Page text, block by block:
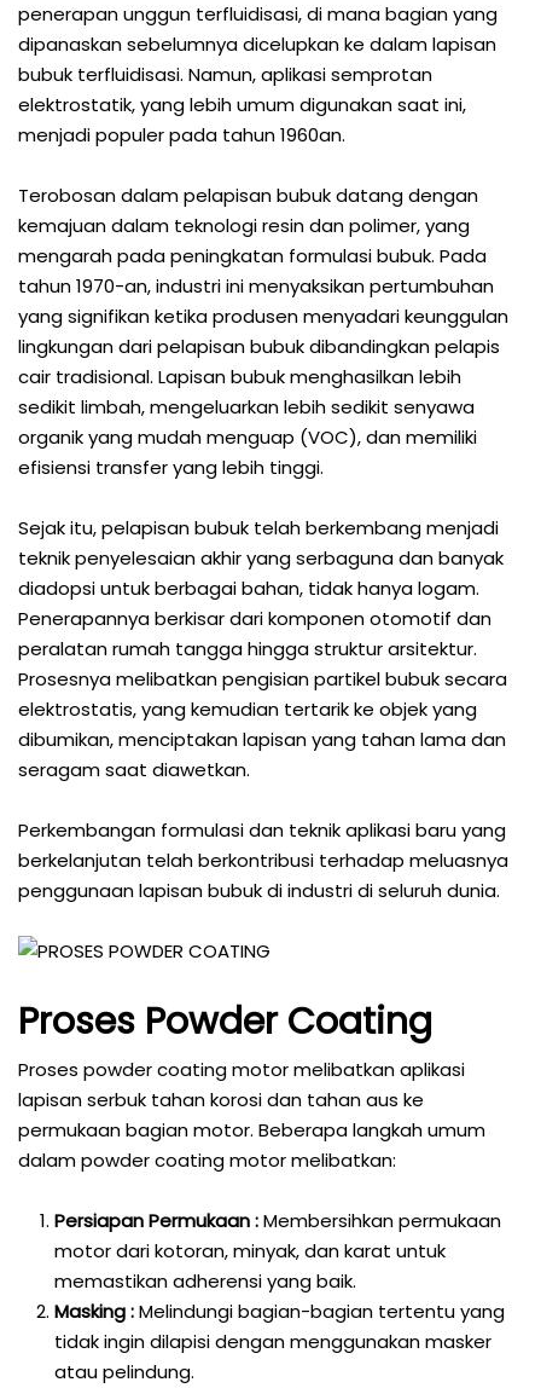
penerapan unggun terfluidisasi, di mana bagian yang
dipanaskan sebelumnya dicelupkan ke dalam lapisan
bubuk terfluidisasi. Namun, aplikasi semprotan
elektrostatik, yang lebih umum digunakan saat ini,
menjadi populer pada tahun 1960an.
Terobosan dalam pelapisan bubuk datang dengan
kemajuan dalam teknologi resin dan polimer, yang
mengarah pada peningkatan formulasi bubuk. Pada
tahun 1970-an, industri ini menyaksikan pertumbuhan
yang signifikan ketika produsen menyadari keunggulan
lingkungan dari pelapisan bubuk dibandingkan pelapis
cair tradisional. Lapisan bubuk menghasilkan lebih
sedikit limbah, mengeluarkan lebih sedikit senyawa
organik yang mudah menguap (VOC), dan memiliki
efisiensi transfer yang lebih tinggi.
Sejak itu, pelapisan bubuk telah berkembang menjadi
teknik penyelesaian akhir yang serbaguna dan banyak
diadopsi untuk berbagai bahan, tidak hanya logam.
Penerapannya berkisar dari komponen otomotif dan
peralatan rumah tangga hingga struktur arsitektur.
Prosesnya melibatkan pengisian partikel bubuk secara
elektrostatis, yang kemudian tertarik ke objek yang
dibumikan, menciptakan lapisan yang tahan lama dan
seragam saat diawetkan.
Perkembangan formulasi dan teknik aplikasi baru yang
berkelanjutan telah berkontribusi terhadap meluasnya
penggunaan lapisan bubuk di industri di seluruh dunia.
Proses Powder Coating
Proses powder coating motor melibatkan aplikasi
lapisan serbuk tahan korosi dan tahan aus ke
permukaan bagian motor. Beberapa langkah umum
dalam powder coating motor melibatkan:
Persiapan Permukaan :Membersihkan permukaan
motor dari kotoran, minyak, dan karat untuk
memastikan adherensi yang baik.
Masking :Melindungi bagian-bagian tertentu yang
tidak ingin dilapisi dengan menggunakan masker
atau pelindung.